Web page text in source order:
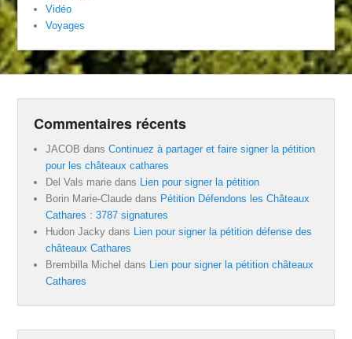
Vidéo
Voyages
Commentaires récents
JACOB dansContinuez à partager et faire signer la pétition
pour les châteaux cathares
Del Vals marie dans Lien pour signer la pétition
Borin Marie-Claude dans Pétition Défendons les Châteaux
Cathares : 3787 signatures
Hudon Jacky dans Lien pour signer la pétition défense des
châteaux Cathares
Brembilla Michel dans Lien pour signer la pétition châteaux
Cathares